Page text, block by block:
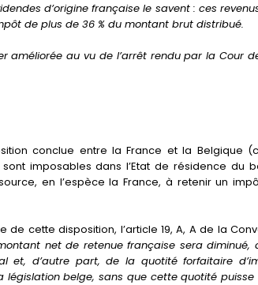
d’origine française le savent : ces
de plus de 36 % du montant brut distribué.
améliorée au vu de l’arrêt rendu par la Cour
conclue entre la France et la Belgique
imposables dans l’Etat de résidence du
en l’espèce la France, à retenir un
de cette disposition, l’article 19, A, A de la
net de retenue française sera diminué,
et, d’autre part, de la quotité forfaitaire
belge, sans que cette quotité puisse